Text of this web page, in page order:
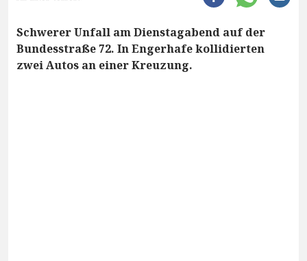
Schwerer Unfall am Dienstagabend auf der
Bundesstraße 72. In Engerhafe kollidierten
zwei Autos an einer Kreuzung.